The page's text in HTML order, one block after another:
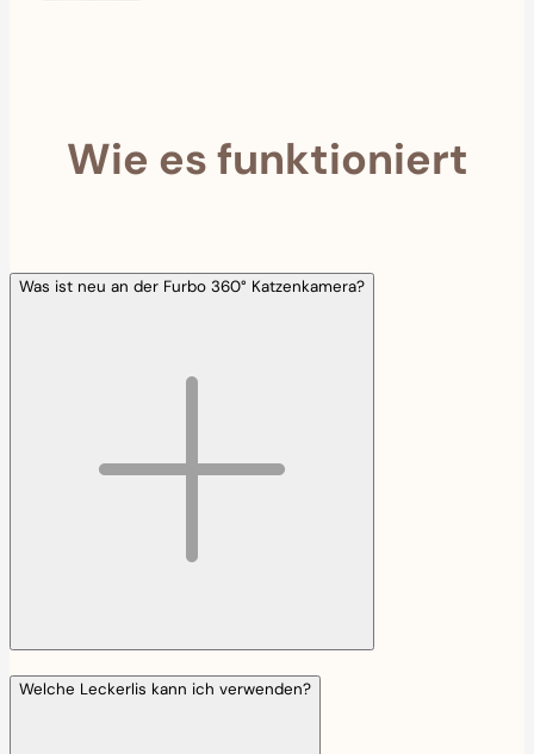
Wie es funktioniert
Was ist neu an der Furbo 360° Katzenkamera?
Welche Leckerlis kann ich verwenden?